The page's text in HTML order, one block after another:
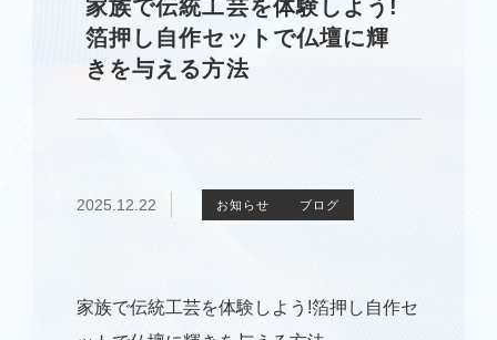
家族で伝統工芸を体験しよう!
箔押し自作セットで仏壇に輝
きを与える方法
2025.12.22 お知らせ ブログ
家族で伝統工芸を体験しよう!箔押し自作セ